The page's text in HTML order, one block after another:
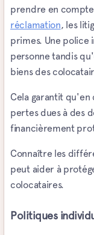
prendre en
réclamation, les
primes. Une police
personne tandis
biens des
Cela garantit qu'en
pertes dues à des
financièrement
Connaître les
peut aider à
colocataires.
Politiques